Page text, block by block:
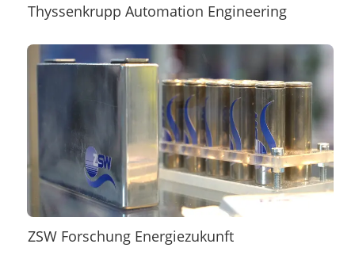
Thyssenkrupp Automation Engineering
ZSW Forschung Energiezukunft